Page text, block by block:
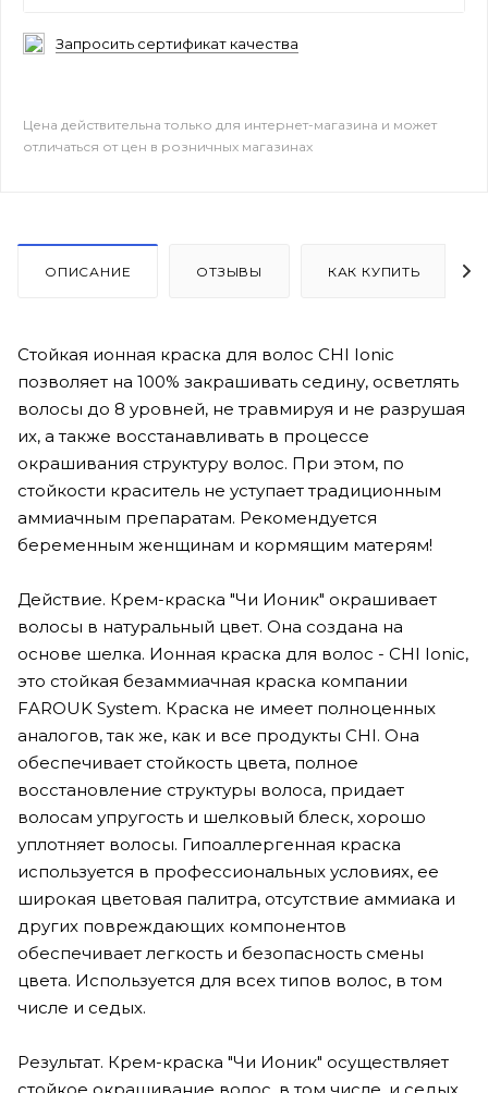
Запросить сертификат качества
Цена действительна только для интернет-магазина и может
отличаться от цен в розничных магазинах
ОПИСАНИЕ ОТЗЫВЫ КАК КУПИТЬ
Стойкая ионная краска для волос CHI Ionic
позволяет на 100% закрашивать седину, осветлять
волосы до 8 уровней, не травмируя и не разрушая
их, а также восстанавливать в процессе
окрашивания структуру волос. При этом, по
стойкости краситель не уступает традиционным
аммиачным препаратам. Рекомендуется
беременным женщинам и кормящим матерям!
Действие. Крем-краска "Чи Ионик" окрашивает
волосы в натуральный цвет. Она создана на
основе шелка. Ионная краска для волос - CHI Ionic,
это стойкая безаммиачная краска компании
FAROUK System. Краска не имеет полноценных
аналогов, так же, как и все продукты CHI. Она
обеспечивает стойкость цвета, полное
восстановление структуры волоса, придает
волосам упругость и шелковый блеск, хорошо
уплотняет волосы. Гипоаллергенная краска
используется в профессиональных условиях, ее
широкая цветовая палитра, отсутствие аммиака и
других повреждающих компонентов
обеспечивает легкость и безопасность смены
цвета. Используется для всех типов волос, в том
числе и седых.
Результат. Крем-краска "Чи Ионик" осуществляет